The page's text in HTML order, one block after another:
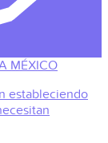
MÉXICO
estableciendo